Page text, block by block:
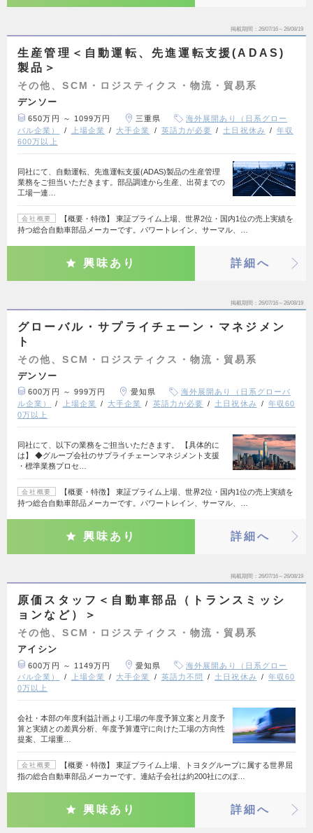
掲載期間 26/07/16～26/08/19
生産管理＜自動運転、先進運転支援(ADAS)
製品＞
その他、SCM・ロジスティクス・物流・貿易系
デンソー
650万円 ～ 1099万円 三重県
海外展開あり（日系グロー
バル企業）
上場企業 大手企業 英語力が必要 土日祝休み
年収
600万以上
同社にて、自動運転、先進運転支援(ADAS)製品の生産管理
業務をご担当いただきます。部品調達から生産、出荷までの
工場一連…
会社概要
【概要・特徴】 東証プライム上場、世界2位・国内1位の売上実績を
持つ総合自動車部品メーカーです。パワートレイン、サーマル、…
興味あり 詳細へ
掲載期間 26/07/16～26/08/19
グローバル・サプライチェーン・マネジメン
ト
その他、SCM・ロジスティクス・物流・貿易系
デンソー
600万円 ～ 999万円 愛知県
海外展開あり（日系グローバ
ル企業）
上場企業 大手企業 英語力が必要 土日祝休み
年収60
0万以上
同社にて、以下の業務をご担当いただきます。 【具体的に
は】 ◆グループ会社のサプライチェーンマネジメント支援
・標準業務プロセ…
会社概要
【概要・特徴】 東証プライム上場、世界2位・国内1位の売上実績を
持つ総合自動車部品メーカーです。パワートレイン、サーマル、…
興味あり 詳細へ
掲載期間 26/07/16～26/08/19
原価スタッフ＜自動車部品（トランスミッシ
ョンなど）＞
その他、SCM・ロジスティクス・物流・貿易系
アイシン
600万円 ～ 1149万円 愛知県
海外展開あり（日系グロー
バル企業）
上場企業 大手企業 英語力不問 土日祝休み
年収60
0万以上
会社・本部の年度利益計画より工場の年度予算立案と月度予
算と実績との差異分析、年度予算遵守に向けた工場の方向性
提案、工場重…
会社概要
【概要・特徴】 東証プライム上場、トヨタグループに属する世界屈
指の総合自動車部品メーカーです。連結子会社は約200社にのぼ…
興味あり 詳細へ